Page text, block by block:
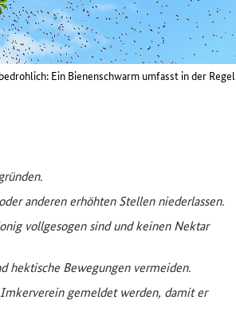
Ein Bienenschwarm umfasst in der Regel
anderen erhöhten Stellen niederlassen.
vollgesogen sind und keinen Nektar
hektische Bewegungen vermeiden.
gemeldet werden, damit er